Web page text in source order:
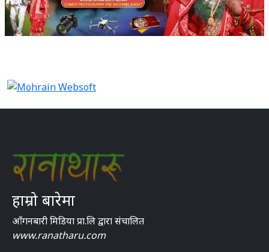
हाम्रो बारेमा
आँगनबारी मिडिया प्रा.लि द्वारा संचालित
www.ranatharu.com